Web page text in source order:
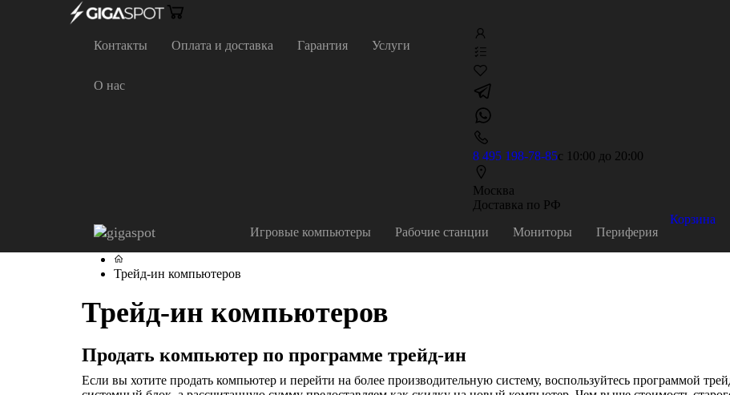
Контакты Оплата и доставка Гарантия Услуги
О нас
8 495 198-78-85с 10:00 до 20:00
Москва
Доставка по РФ
Игровые компьютеры
Рабочие станции Мониторы Периферия
Корзина
Трейд-ин компьютеров
Трейд-ин компьютеров
Продать компьютер по программе трейд-ин
Если вы хотите продать компьютер и перейти на более производительную систему, воспользуйтесь программой